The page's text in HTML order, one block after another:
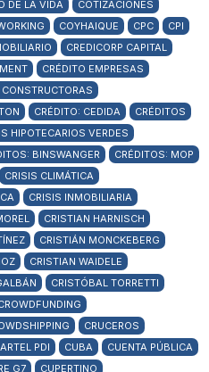
DE LA VIDA
COTIZACIONES
COYHAIQUE CPC
CPI
CREDICORP CAPITAL
CRÉDITO EMPRESAS
CRÉDITO: CEDIDA
CRÉDITOS
HIPOTECARIOS VERDES
BINSWANGER
CRÉDITOS: MOP
CRISIS CLIMÁTICA
CRISIS INMOBILIARIA
CRISTIAN HARNISCH
CRISTIÁN MONCKEBERG
CRISTIAN WAIDELE
CRISTÓBAL TORRETTI
CRUCEROS
PDI CUBA
CUENTA PÚBLICA
G7
CUPERTINO